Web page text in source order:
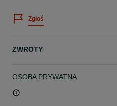
Zgłoś
ZWROTY
OSOBA PRYWATNA